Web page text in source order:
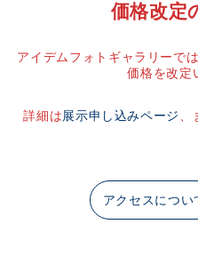
価格改定
アイデムフォトギャラリーで
価格を改定
詳細は展示申し込みページ
アクセスについ